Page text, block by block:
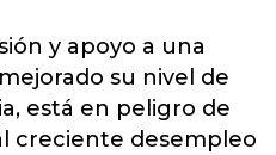
y apoyo a una
su nivel de
está en peligro de
creciente desempleo